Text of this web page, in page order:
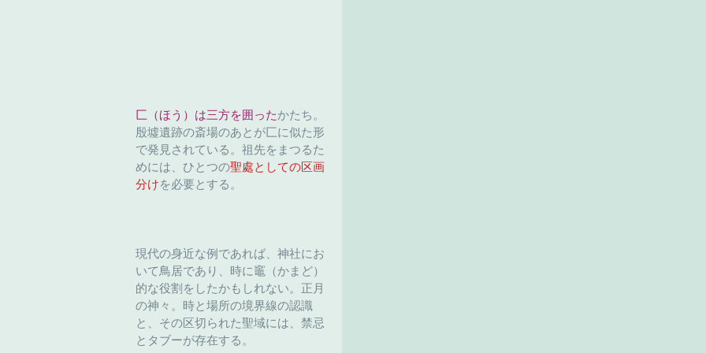
匚（ほう）は三方を囲ったかたち。
殷墟遺跡の斎場のあとが匚に似た形
で発見されている。祖先をまつるた
めには、ひとつの聖處としての区画
分けを必要とする。
現代の身近な例であれば、神社にお
いて鳥居であり、時に竈（かまど）
的な役割をしたかもしれない。正月
の神々。時と場所の境界線の認識
と、その区切られた聖域には、禁忌
とタブーが存在する。